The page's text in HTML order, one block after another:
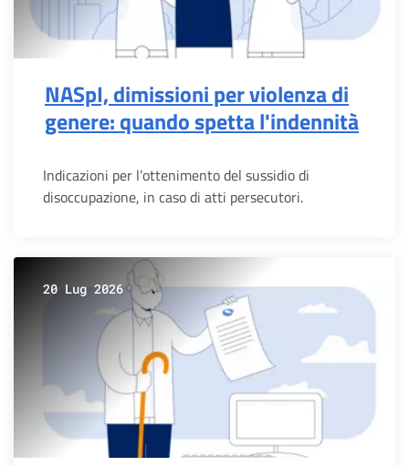
NASpI, dimissioni per violenza di
genere: quando spetta l'indennità
Indicazioni per l’ottenimento del sussidio di
disoccupazione, in caso di atti persecutori.
20 Lug 2026